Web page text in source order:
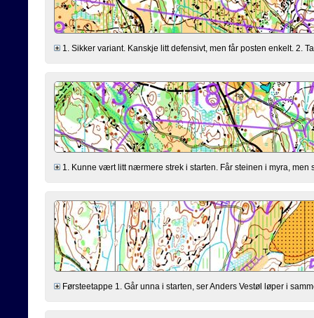
1. Sikker variant. Kanskje litt defensivt, men får posten enkelt. 2.
1. Kunne vært litt nærmere strek i starten. Får steinen i myra,
Førsteetappe 1. Går unna i starten, ser Anders Vestøl løper i